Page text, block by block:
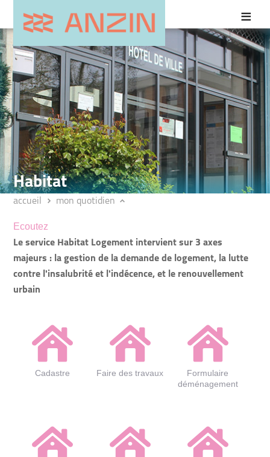
Habitat
accueil mon quotidien
Ecoutez
Le service Habitat Logement intervient sur 3 axes
majeurs : la gestion de la demande de logement, la lutte
contre l'insalubrité et l'indécence, et le renouvellement
urbain
Cadastre Faire des travaux
Formulaire
déménagement